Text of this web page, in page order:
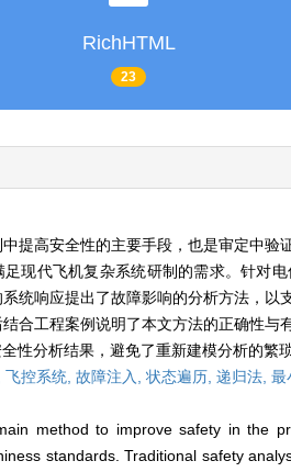
RichHTML
23
提高安全性的主要手段，也是审定中
足现代飞机复杂系统研制的需求。针对
统响应提出了故障影响的分析方法，
合工程案例说明了本文方法的正确性
性分析结果，避免了重新建模分析的繁
飞控系统, 故障注入, 状态遍历, 递归法, 最
method to improve safety in the
standards. Traditional safety